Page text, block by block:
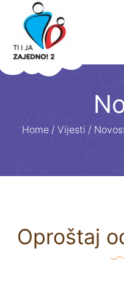
Home / Vijesti /
Oproštaj